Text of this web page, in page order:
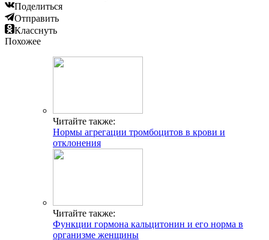
Поделиться
Отправить
Класснуть
Похожее
Читайте также:
Нормы агрегации тромбоцитов в крови и
отклонения
Читайте также:
Функции гормона кальцитонин и его норма в
организме женщины